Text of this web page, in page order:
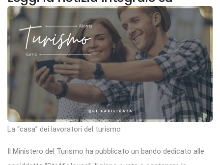
La “casa” dei lavoratori del turismo
Il Ministero del Turismo ha pubblicato un bando dedicato alle